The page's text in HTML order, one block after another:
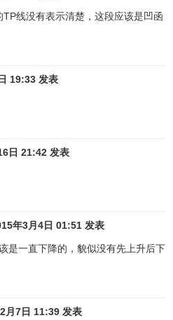
线没有表示清楚，这段应该是凹函
19:33 发表
日 21:42 发表
年3月4日 01:51 发表
是一直下降的，貌似没有先上升后下
月7日 11:39 发表